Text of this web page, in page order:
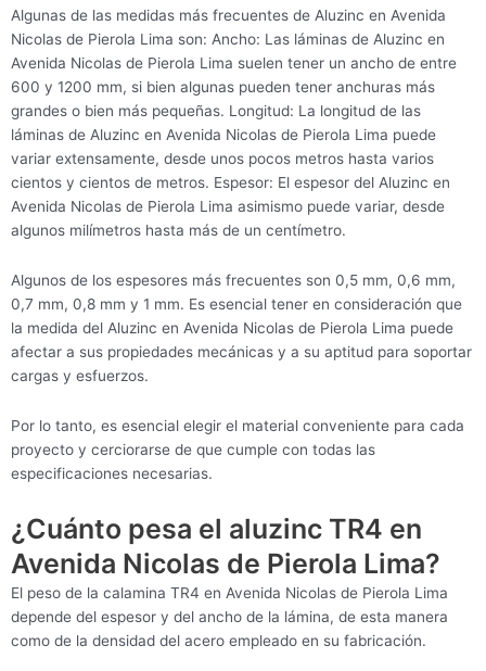
Algunas de las medidas más frecuentes de Aluzinc en Avenida
Nicolas de Pierola Lima son: Ancho: Las láminas de Aluzinc en
Avenida Nicolas de Pierola Lima suelen tener un ancho de entre
600 y 1200 mm, si bien algunas pueden tener anchuras más
grandes o bien más pequeñas. Longitud: La longitud de las
láminas de Aluzinc en Avenida Nicolas de Pierola Lima puede
variar extensamente, desde unos pocos metros hasta varios
cientos y cientos de metros. Espesor: El espesor del Aluzinc en
Avenida Nicolas de Pierola Lima asimismo puede variar, desde
algunos milímetros hasta más de un centímetro.
Algunos de los espesores más frecuentes son 0,5 mm, 0,6 mm,
0,7 mm, 0,8 mm y 1 mm. Es esencial tener en consideración que
la medida del Aluzinc en Avenida Nicolas de Pierola Lima puede
afectar a sus propiedades mecánicas y a su aptitud para soportar
cargas y esfuerzos.
Por lo tanto, es esencial elegir el material conveniente para cada
proyecto y cerciorarse de que cumple con todas las
especificaciones necesarias.
¿Cuánto pesa el aluzinc TR4 en
Avenida Nicolas de Pierola Lima?
El peso de la calamina TR4 en Avenida Nicolas de Pierola Lima
depende del espesor y del ancho de la lámina, de esta manera
como de la densidad del acero empleado en su fabricación.